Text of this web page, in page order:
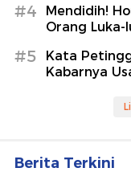
#4
Mendidih!
Orang Luka-
#5
Kata
Kabarnya
Berita Terkini